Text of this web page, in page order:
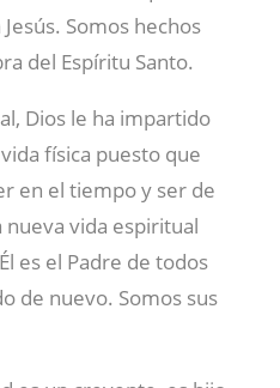
Somos hechos
del Espíritu Santo.
Dios le ha impartido
física puesto que
en el tiempo y ser de
nueva vida espiritual
es el Padre de todos
de nuevo. Somos sus